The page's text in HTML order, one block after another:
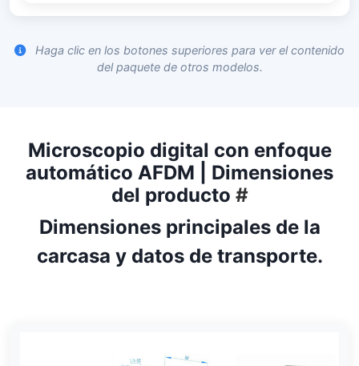
Haga clic en los botones superiores para ver el contenido
del paquete de otros modelos.
Microscopio digital con enfoque
automático AFDM | Dimensiones
del producto #
Dimensiones principales de la
carcasa y datos de transporte.